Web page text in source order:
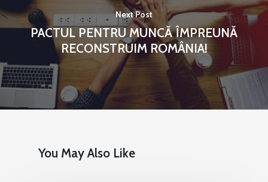
Next Post
PACTUL PENTRU MUNCĂ ÎMPREUNĂ
RECONSTRUIM ROMÂNIA!
You May Also Like